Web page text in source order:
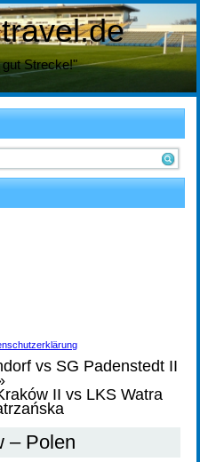
Strecke!"
vs SG Padenstedt II
II vs LKS Watra
– Polen